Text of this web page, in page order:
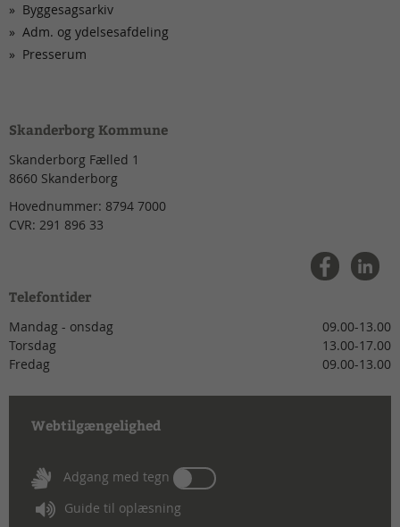
Byggesagsarkiv
Adm. og ydelsesafdeling
Presserum
Skanderborg Kommune
Skanderborg Fælled 1
8660 Skanderborg
Hovednummer: 8794 7000
CVR: 291 896 33
Telefontider
Mandag - onsdag
09.00-13.00
Torsdag
13.00-17.00
Fredag
09.00-13.00
Webtilgængelighed
Adgang med tegn Tænd
eller
sluk
Guide til oplæsning